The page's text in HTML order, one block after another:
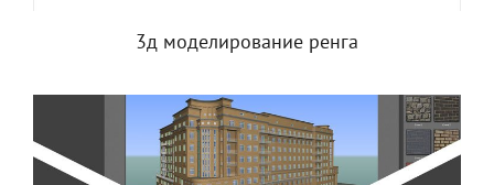
3д моделирование ренга